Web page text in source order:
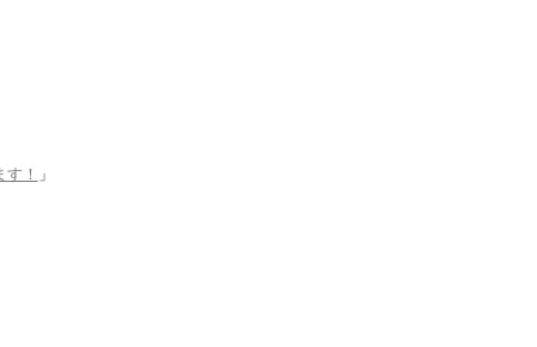
！ 」